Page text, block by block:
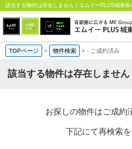
該当する物件は存在しません｜エムイーPLUS城東株
TOPページ > 物件検索 >- ご成約済み
該当する物件は存在しません
お探しの物件はご成約
下記にて再検索を